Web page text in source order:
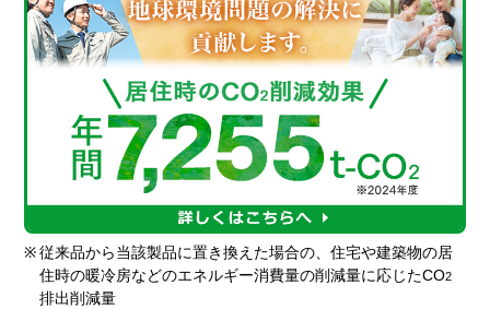
※ 従来品から当該製品に置き換えた場合の、住宅や建築物の居
住時の暖冷房などのエネルギー消費量の削減量に応じたCO2
排出削減量